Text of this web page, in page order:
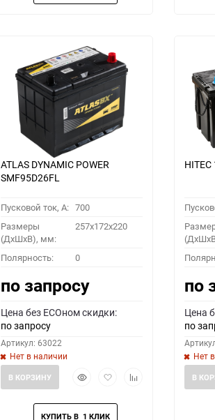
ATLAS DYNAMIC POWER
SMF95D26FL
Пусковой ток, A: 700
Размеры
(ДхШхВ), мм:
257x172x220
Полярность: 0
по запросу
Цена без ECOном скидки:
по запросу
Артикул: 63022
Нет в наличии
БыстрыйДобавить
избранное
Добавить
В КОРЗИНУ
по
Цена
по
Нет
В